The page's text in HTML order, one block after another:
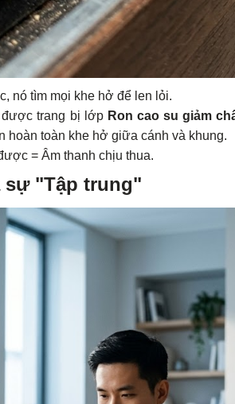
nó tìm mọi khe hở để len lỏi.
được trang bị lớp Ron cao su giảm
hoàn toàn khe hở giữa cánh và khung.
= Âm thanh chịu thua.
sự "Tập trung"